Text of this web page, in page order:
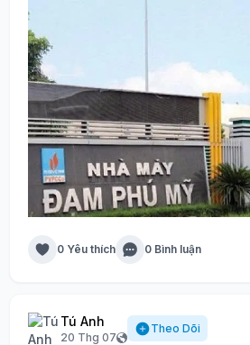
0 Yêu thích 0 Bình luận
Tú Anh
20 Thg 07
Theo Dõi